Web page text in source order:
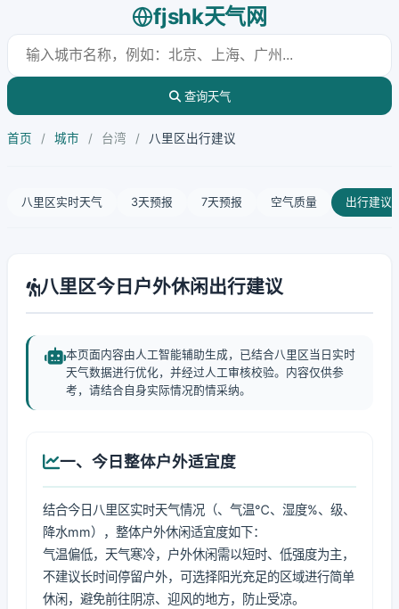
fjshk天气网
查询天气
首页 / 城市 / 台湾 / 八里区出行建议
八里区实时天气 3天预报 7天预报 空气质量 出行建议
八里区今日户外休闲出行建议
本页面内容由人工智能辅助生成，已结合八里区当日实时
天气数据进行优化，并经过人工审核校验。内容仅供参
考，请结合自身实际情况酌情采纳。
一、今日整体户外适宜度
结合今日八里区实时天气情况（、气温℃、湿度%、级、
降水mm），整体户外休闲适宜度如下：
气温偏低，天气寒冷，户外休闲需以短时、低强度为主，
不建议长时间停留户外，可选择阳光充足的区域进行简单
休闲，避免前往阴凉、迎风的地方，防止受凉。